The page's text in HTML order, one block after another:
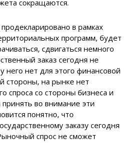
сокращаются.
в рамках
программ, будет
сдвигаться немного
заказ сегодня не
него нет для этого финансовой
стороны, на рынке нет
спроса со стороны бизнеса и
принять во внимание эти
понятно, что
заказу сегодня
спрос не сможет